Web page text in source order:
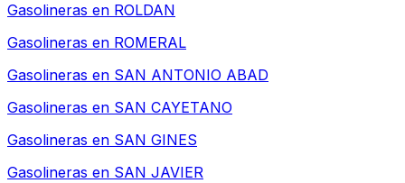
Gasolineras en ROLDAN
Gasolineras en ROMERAL
Gasolineras en SAN ANTONIO ABAD
Gasolineras en SAN CAYETANO
Gasolineras en SAN GINES
Gasolineras en SAN JAVIER